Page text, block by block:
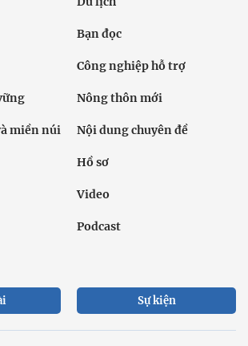
Bạn đọc
Công nghiệp hỗ trợ
Nông thôn mới
miền núi Nội dung chuyên đề
Hồ sơ
Video
Podcast
Sự kiện